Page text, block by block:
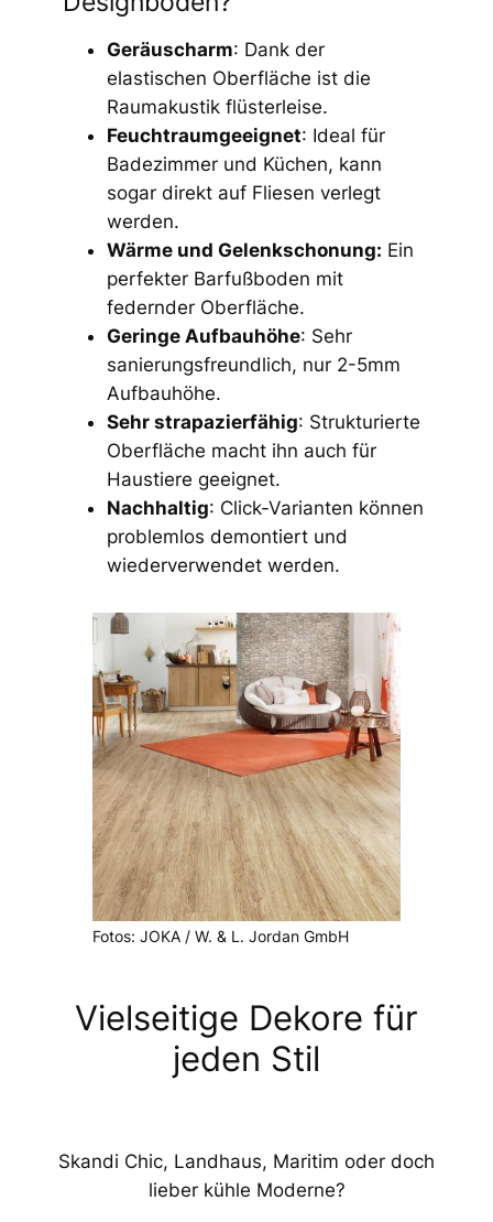
Geräuscharm: Dank der
elastischen Oberfläche ist die
Raumakustik flüsterleise.
Feuchtraumgeeignet: Ideal für
Badezimmer und Küchen, kann
sogar direkt auf Fliesen verlegt
werden.
Wärme und Gelenkschonung: Ein
perfekter Barfußboden mit
federnder Oberfläche.
Geringe Aufbauhöhe: Sehr
sanierungsfreundlich, nur 2-5mm
Aufbauhöhe.
Sehr strapazierfähig: Strukturierte
Oberfläche macht ihn auch für
Haustiere geeignet.
Nachhaltig: Click-Varianten können
problemlos demontiert und
wiederverwendet werden.
Fotos: JOKA / W. & L. Jordan GmbH
Vielseitige Dekore für
jeden Stil
Skandi Chic, Landhaus, Maritim oder doch
lieber kühle Moderne?